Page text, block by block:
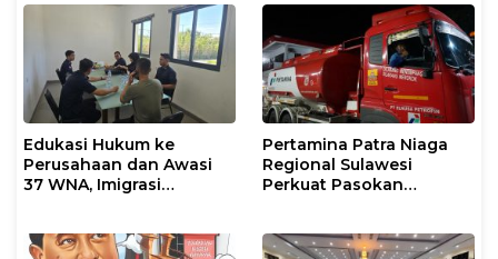
Edukasi Hukum ke
Perusahaan dan Awasi
37 WNA, Imigrasi
Pangkep
Pertamina Patra Niaga
Regional Sulawesi
Perkuat Pasokan